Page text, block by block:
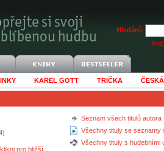
Hledání:
KAREL GOTT TRIČKA
Seznam všech titulů autora
Všechny tituly se seznamy
Všechny tituly s hudebními
pro bližší